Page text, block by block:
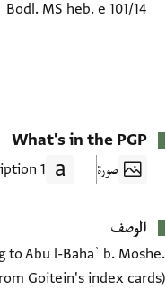
Bodl. MS heb. e 101/14
What's in the PGP
صورة 1 Transcription
الوصف
Abū l-Bahāʾ b. Moshe.
Goitein's index cards)